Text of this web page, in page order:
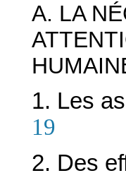
A. LA
1. Les
19
2. Des